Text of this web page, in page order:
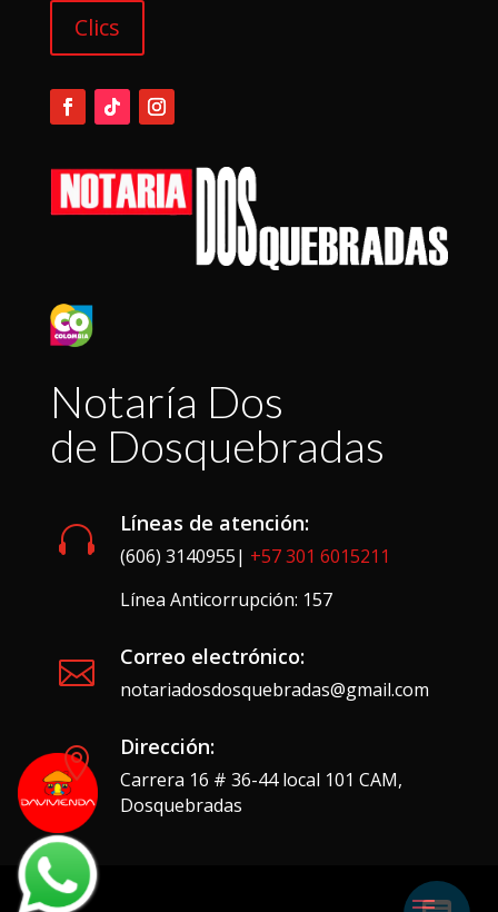
Clics
Notaría Dos
de Dosquebradas
 Líneas de atención:
(606) 3140955| +57 301 6015211
Línea Anticorrupción: 157
 Correo electrónico:
notariadosdosquebradas@gmail.com
 Dirección:
Carrera 16 # 36-44 local 101 CAM,
Dosquebradas